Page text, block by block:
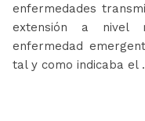
enfermedades
extensión a nivel
enfermedad
tal y como indicaba el